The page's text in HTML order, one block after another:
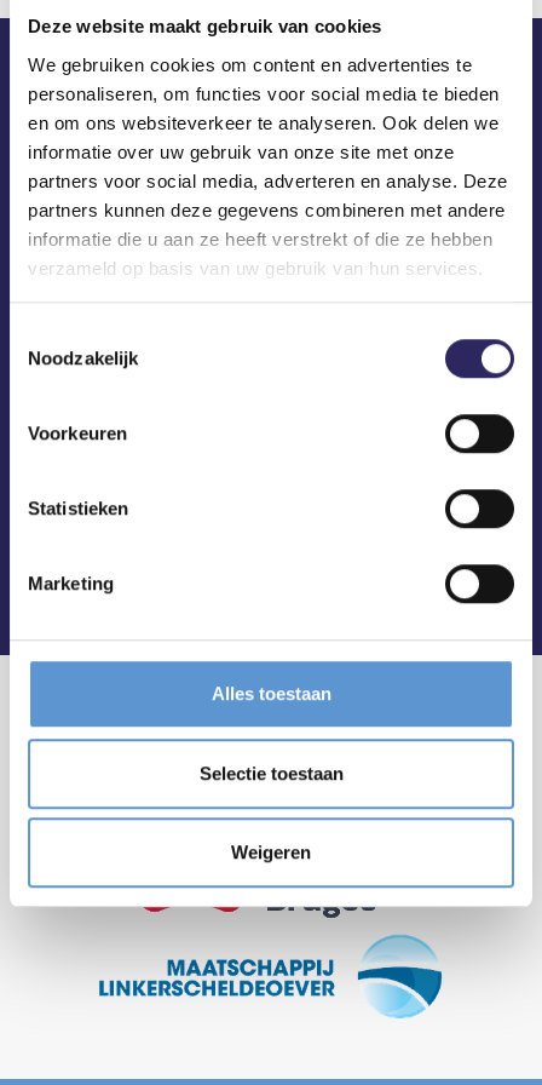
Deze website maakt gebruik van cookies
We gebruiken cookies om content en advertenties te
personaliseren, om functies voor social media te bieden
en om ons websiteverkeer te analyseren. Ook delen we
informatie over uw gebruik van onze site met onze
partners voor social media, adverteren en analyse. Deze
partners kunnen deze gegevens combineren met andere
informatie die u aan ze heeft verstrekt of die ze hebben
verzameld op basis van uw gebruik van hun services.
Noodzakelijk
Voorkeuren
Statistieken
Marketing
Alles toestaan
Selectie toestaan
Weigeren
ECA in je mailbox?